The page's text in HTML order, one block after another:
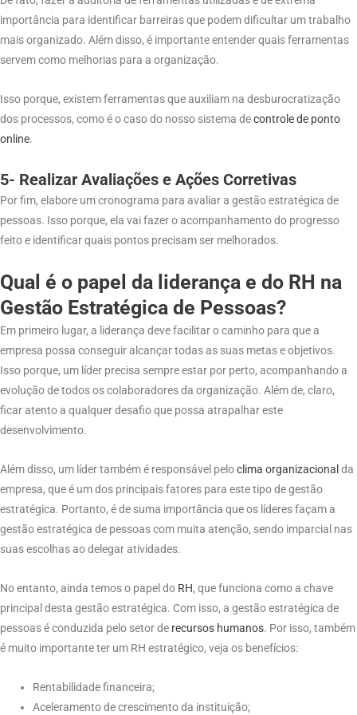
importância para identificar barreiras que podem dificultar um trabalho
mais organizado. Além disso, é importante entender quais ferramentas
servem como melhorias para a organização.
Isso porque, existem ferramentas que auxiliam na desburocratização
dos processos, como é o caso do nosso sistema decontrole de ponto
online.
5- Realizar Avaliações e Ações Corretivas
Por fim, elabore um cronograma para avaliar a gestão estratégica de
pessoas. Isso porque, ela vai fazer o acompanhamento do progresso
feito e identificar quais pontos precisam ser melhorados.
Qual é o papel da liderança e do RH na
Gestão Estratégica de Pessoas?
Em primeiro lugar, a liderança deve facilitar o caminho para que a
empresa possa conseguir alcançar todas as suas metas e objetivos.
Isso porque, um líder precisa sempre estar por perto, acompanhando a
evolução de todos os colaboradores da organização. Além de, claro,
ficar atento a qualquer desafio que possa atrapalhar este
desenvolvimento.
Além disso, um líder também é responsável peloclima organizacional da
empresa, que é um dos principais fatores para este tipo de gestão
estratégica. Portanto, é de suma importância que os líderes façam a
gestão estratégica de pessoas com muita atenção, sendo imparcial nas
suas escolhas ao delegar atividades.
No entanto, ainda temos o papel do RH, que funciona como a chave
principal desta gestão estratégica. Com isso, a gestão estratégica de
pessoas é conduzida pelo setor de recursos humanos. Por isso, também
é muito importante ter um RH estratégico, veja os benefícios:
Rentabilidade financeira;
Aceleramento de crescimento da instituição;